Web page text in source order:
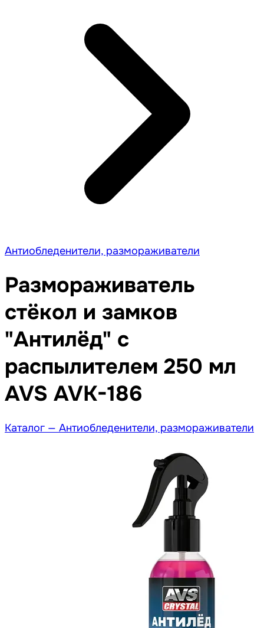
Антиобледенители, размораживатели
Размораживатель
стёкол и замков
"Антилёд" с
распылителем 250 мл
AVS AVK-186
Каталог — Антиобледенители, размораживатели